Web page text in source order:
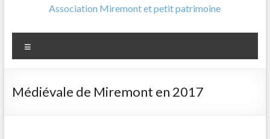
Association Miremont et petit patrimoine
Médiévale de Miremont en 2017